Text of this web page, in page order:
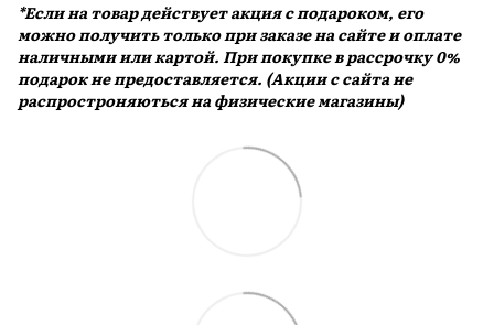
*Если на товар действует акция с подароком, его
можно получить только при заказе на сайте и оплате
наличными или картой. При покупке в рассрочку 0%
подарок не предоставляется. (Акции с сайта не
распростроняються на физические магазины)